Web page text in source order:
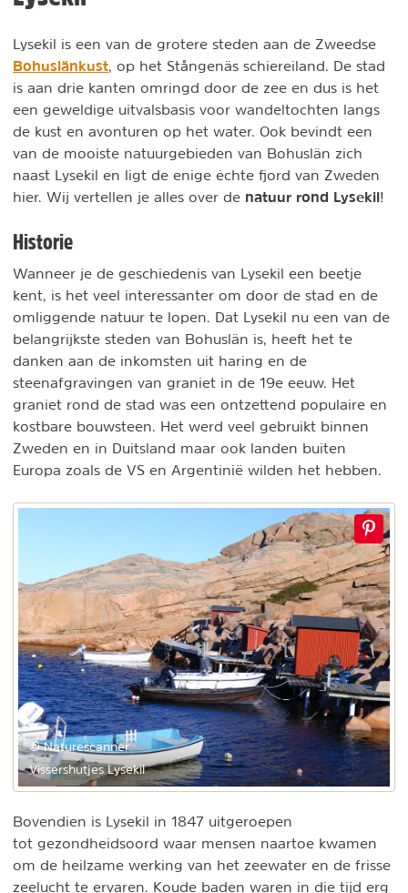
Lysekil is een van de grotere steden aan de Zweedse
Bohuslänkust , op het Stångenäs schiereiland. De stad
is aan drie kanten omringd door de zee en dus is het
een geweldige uitvalsbasis voor wandeltochten langs
de kust en avonturen op het water. Ook bevindt een
van de mooiste natuurgebieden van Bohuslän zich
naast Lysekil en ligt de enige échte fjord van Zweden
hier. Wij vertellen je alles over de natuur rond Lysekil!
Historie
Wanneer je de geschiedenis van Lysekil een beetje
kent, is het veel interessanter om door de stad en de
omliggende natuur te lopen. Dat Lysekil nu een van de
belangrijkste steden van Bohuslän is, heeft het te
danken aan de inkomsten uit haring en de
steenafgravingen van graniet in de 19e eeuw. Het
graniet rond de stad was een ontzettend populaire en
kostbare bouwsteen. Het werd veel gebruikt binnen
Zweden en in Duitsland maar ook landen buiten
Europa zoals de VS en Argentinië wilden het hebben.
© Naturescanner
Vissershutjes Lysekil
Bovendien is Lysekil in 1847 uitgeroepen
tot gezondheidsoord waar mensen naartoe kwamen
om de heilzame werking van het zeewater en de frisse
zeelucht te ervaren. Koude baden waren in die tijd erg